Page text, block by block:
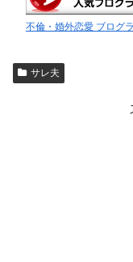
不倫・婚外恋愛 ブログ
サレ夫